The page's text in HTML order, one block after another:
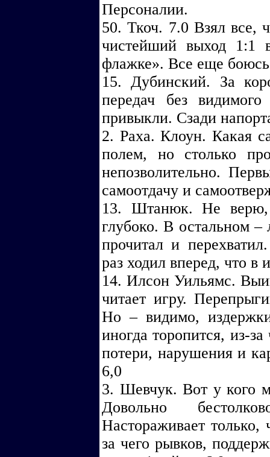
Персоналии.
50. Ткоч. 7.0 Взял все,
чистейший выход 1:1
флажке». Все еще
15. Дубинский. За
передач без
привыкли. Сзади
2. Раха. Клоун. Какая
полем, но столько
непозволительно.
самоотдачу и
13. Штанюк. Не верю,
глубоко. В остальном
прочитал и
раз ходил вперед, что в
14. Илсон Уильямс.
читает игру.
Но – видимо,
иногда торопится, из-
потери, нарушения и
6,0
3. Шевчук. Вот у кого
Довольно
Настораживает
за чего рывков,